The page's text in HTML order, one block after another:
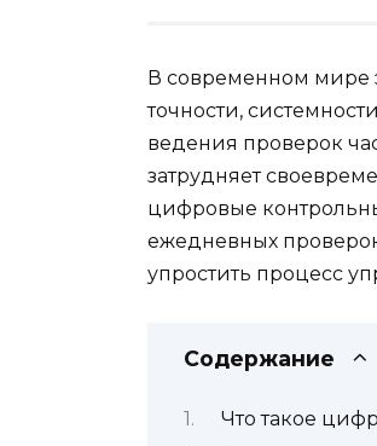
В современном мире
точности,
ведения проверок
затрудняет
цифровые
ежедневных
упростить процесс
Содержание
Что такое